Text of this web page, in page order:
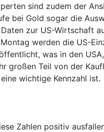
sind zudem der
bei Gold sogar die
zur US-Wirtschaft
werden die US-
was in den
großen Teil von der
wichtige Kennzahl ist.
Zahlen positiv